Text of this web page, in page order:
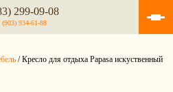
299-09-08
(903) 934-61-88
/Кресло для отдыха Papasa искуственный